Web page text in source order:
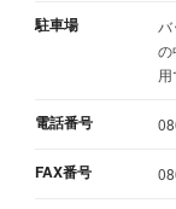
駐車場
の
用
電話番号
FAX番号